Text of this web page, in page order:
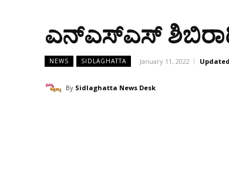
ಎನ್‌ಎಸ್‌ಎಸ್
NEWS SIDLAGHATTA January 11, 2022
By Sidlaghatta News Desk